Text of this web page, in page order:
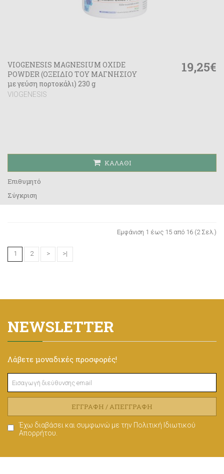
VIOGENESIS MAGNESIUM OXIDE
POWDER (ΟΞΕΙΔΙΟ ΤΟΥ ΜΑΓΝΗΣΙΟΥ
με γεύση πορτοκάλι) 230 g
VIOGENESIS
19,25€
ΚΑΛΆΘΙ
Επιθυμητό
Σύγκριση
Εμφάνιση 1 έως 15 από 16 (2 Σελ.)
1 2 > >|
NEWSLETTER
Λάβετε μοναδικές προσφορές!
ΕΓΓΡΑΦΉ / ΑΠΕΓΓΡΑΦΉ
Έχω διαβάσει και συμφωνώ με την Πολιτική Ιδιωτικού
Απορρήτου.